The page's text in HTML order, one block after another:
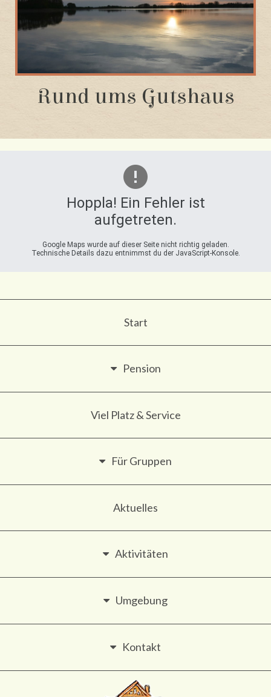
Rund ums Gutshaus
Hoppla! Ein Fehler ist
aufgetreten.
Google Maps wurde auf dieser Seite nicht richtig geladen.
Technische Details dazu entnimmst du der JavaScript-Konsole.
Start
Pension
Viel Platz & Service
Für Gruppen
Aktuelles
Aktivitäten
Umgebung
Kontakt